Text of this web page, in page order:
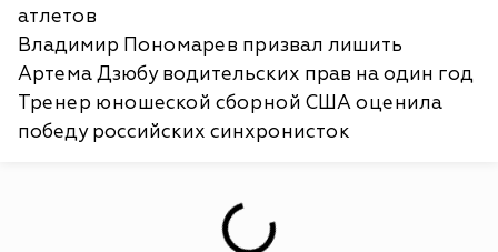
атлетов
Владимир Пономарев призвал лишить
Артема Дзюбу водительских прав на один год
Тренер юношеской сборной США оценила
победу российских синхронисток